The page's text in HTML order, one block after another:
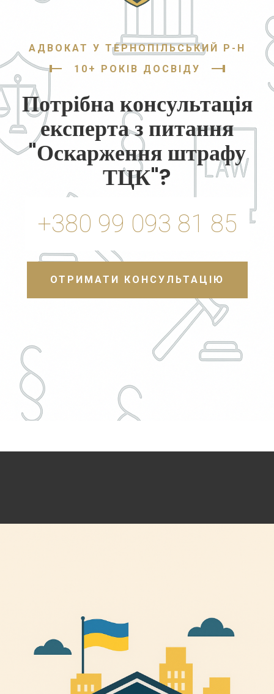
АДВОКАТ У ТЕРНОПІЛЬСЬКИЙ Р-Н
10+ РОКІВ ДОСВІДУ
Потрібна консультація
експерта з питання
"Оскарження штрафу
ТЦК"?
+380 99 093 81 85
ОТРИМАТИ КОНСУЛЬТАЦІЮ